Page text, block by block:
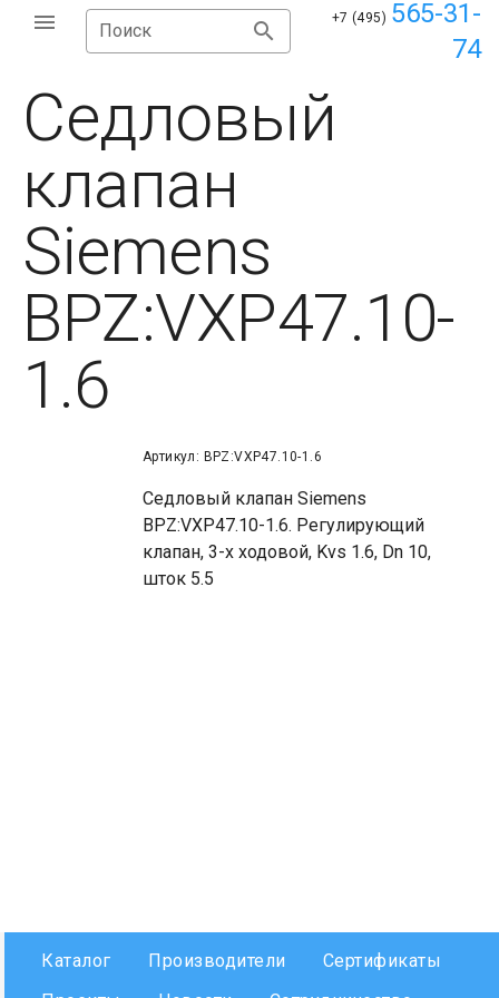
Поиск
+7 (495) 565-31-
74
Седловый
клапан
Siemens
BPZ:VXP47.10-
1.6
Артикул: BPZ:VXP47.10-1.6
Седловый клапан Siemens
BPZ:VXP47.10-1.6. Регулирующий
клапан, 3-х ходовой, Kvs 1.6, Dn 10,
шток 5.5
Каталог Производители
Сертификаты